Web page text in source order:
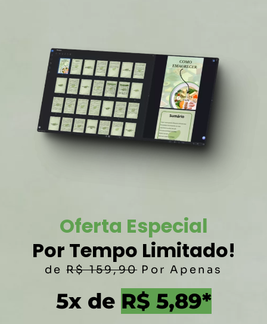
Oferta Especial
Por Tempo Limitado!
deR$ 159,90 Por Apenas
5x de R$ 5,89*